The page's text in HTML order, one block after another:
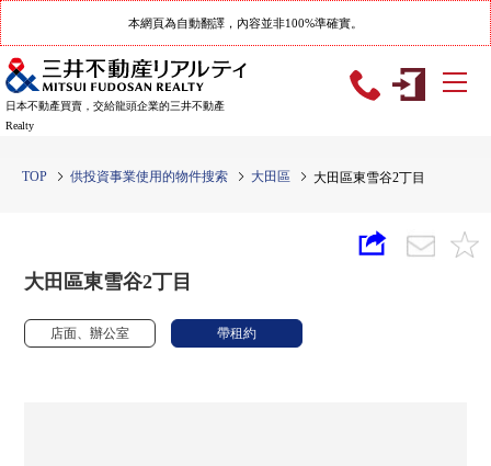
本網頁為自動翻譯，內容並非100%準確實。
日本不動產買賣，交給龍頭企業的三井不動產
Realty
TOP 供投資事業使用的物件搜索 大田區 大田區東雪谷2丁目
大田區東雪谷2丁目
店面、辦公室 帶租約